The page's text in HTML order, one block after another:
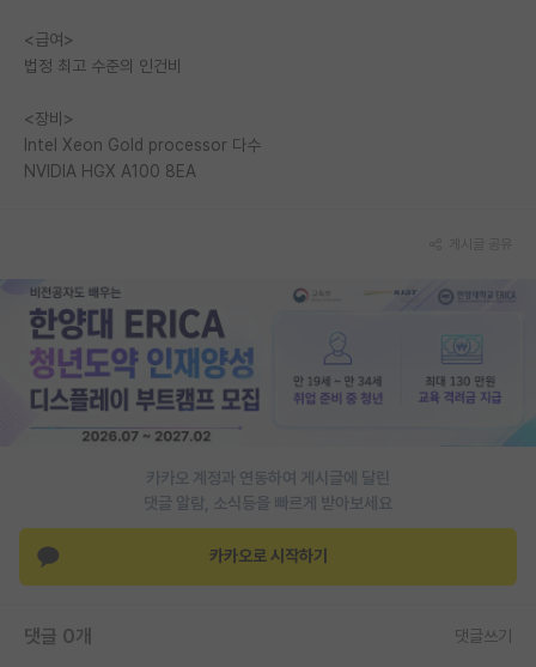
<급여>
법정 최고 수준의 인건비
<장비>
Intel Xeon Gold processor 다수
NVIDIA HGX A100 8EA
카카오 계정과 연동하여 게시글에 달린
댓글 알람, 소식등을 빠르게 받아보세요
카카오로 시작하기
댓글 0개 댓글쓰기